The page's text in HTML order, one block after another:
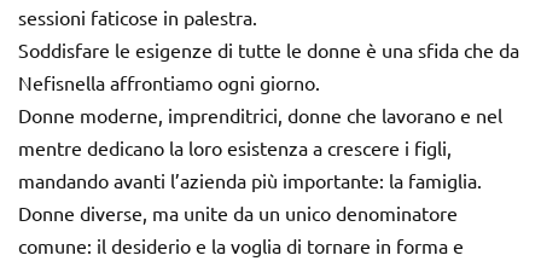
sessioni faticose in palestra.
Soddisfare le esigenze di tutte le donne è una sfida che da
Nefisnella affrontiamo ogni giorno.
Donne moderne, imprenditrici, donne che lavorano e nel
mentre dedicano la loro esistenza a crescere i figli,
mandando avanti l’azienda più importante: la famiglia.
Donne diverse, ma unite da un unico denominatore
comune: il desiderio e la voglia di tornare in forma e